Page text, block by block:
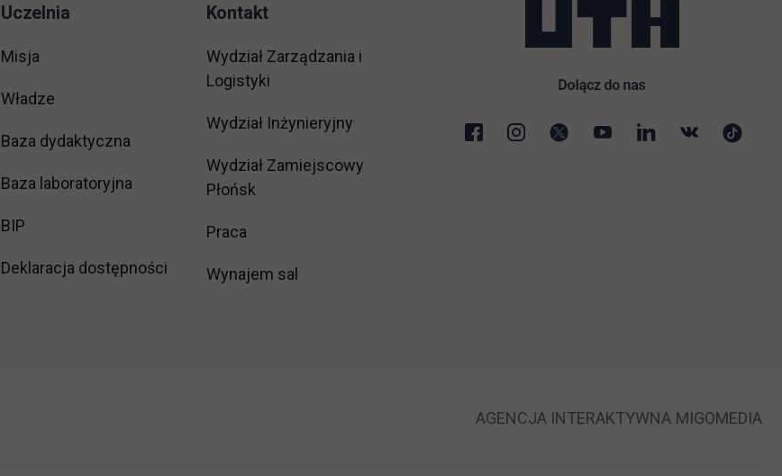
Uczelnia
Misja
Władze
Baza dydaktyczna
Baza laboratoryjna
BIP link otwiera się w nowej karcie
Deklaracja dostępności
Kontakt
Wydział Zarządzania i
Logistyki
Wydział Inżynieryjny
Wydział Zamiejscowy
Płońsk
Pracalink otwiera się w nowej karcie
Wynajem sal
AGENCJA INTERAKTYWNA LINK
MIGOMEDIA